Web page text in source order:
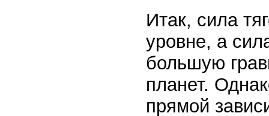
Итак, сила
уровне, а
большую
планет.
прямой